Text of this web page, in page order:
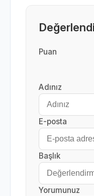
Puan
Adınız
E-posta
Başlık
Yorumunuz